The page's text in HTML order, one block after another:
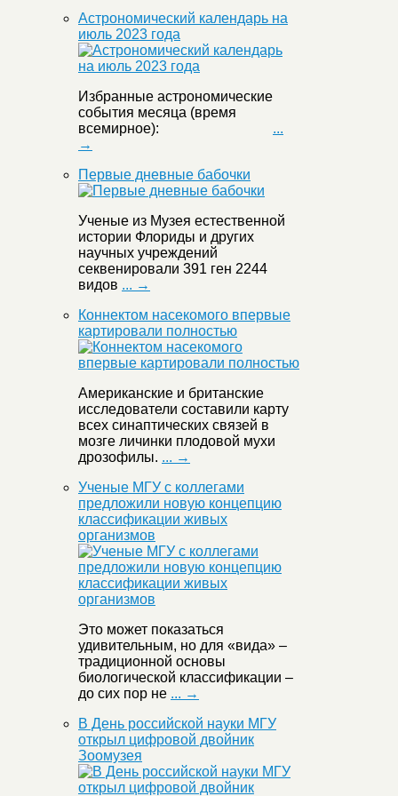
Астрономический календарь на
июль 2023 года
Избранные астрономические
события месяца (время
всемирное): ...
→
Первые дневные бабочки
Ученые из Музея естественной
истории Флориды и других
научных учреждений
секвенировали 391 ген 2244
видов ... →
Коннектом насекомого впервые
картировали полностью
Американские и британские
исследователи составили карту
всех синаптических связей в
мозге личинки плодовой мухи
дрозофилы. ... →
Ученые МГУ с коллегами
предложили новую концепцию
классификации живых
организмов
Это может показаться
удивительным, но для «вида» –
традиционной основы
биологической классификации –
до сих пор не ... →
В День российской науки МГУ
открыл цифровой двойник
Зоомузея